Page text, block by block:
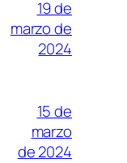
19 de
marzo de
2024
15 de
marzo
de 2024